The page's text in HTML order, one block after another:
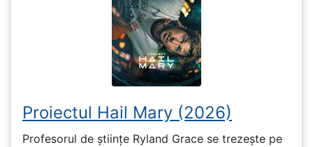
Proiectul Hail Mary (2026)
Profesorul de științe Ryland Grace se trezește pe